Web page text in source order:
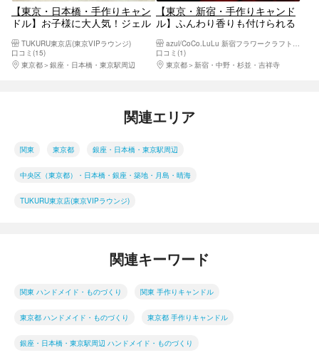
【東京・日本橋・手作りキャン
ドル】お子様に大人気！ジェル
TUKURU東京店(東京VIPラウンジ)
口コミ(15)
東京都
銀座・日本橋・東京駅周辺
【東京・新宿・手作りキャンド
ル】ふんわり香りも付けられる
ロマ香るアイテムです。 女子
会、親子体験、団体制作に
口コミ(1)
東京都
新宿・中野・杉並・吉祥寺
関連エリア
関東 東京都 銀座・日本橋・東京駅周辺
中央区（東京都）・日本橋・銀座・築地・月島・晴海
TUKURU東京店(東京VIPラウンジ)
関連キーワード
関東 ハンドメイド・ものづくり 関東 手作りキャンドル
東京都 ハンドメイド・ものづくり 東京都 手作りキャンドル
銀座・日本橋・東京駅周辺 ハンドメイド・ものづくり